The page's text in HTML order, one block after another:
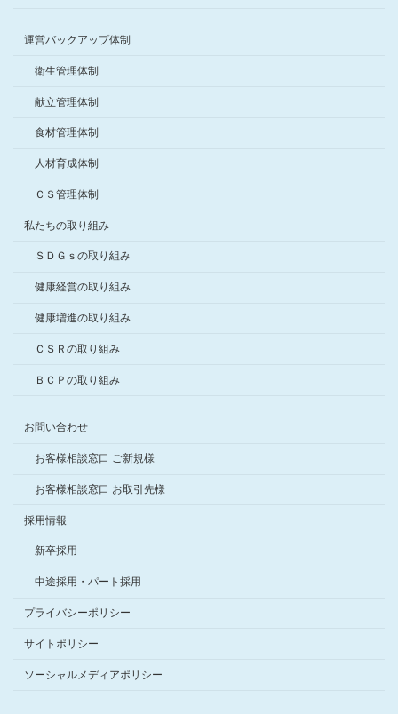
運営バックアップ体制
衛生管理体制
献立管理体制
食材管理体制
人材育成体制
ＣＳ管理体制
私たちの取り組み
ＳＤＧｓの取り組み
健康経営の取り組み
健康増進の取り組み
ＣＳＲの取り組み
ＢＣＰの取り組み
お問い合わせ
お客様相談窓口 ご新規様
お客様相談窓口 お取引先様
採用情報
新卒採用
中途採用・パート採用
プライバシーポリシー
サイトポリシー
ソーシャルメディアポリシー